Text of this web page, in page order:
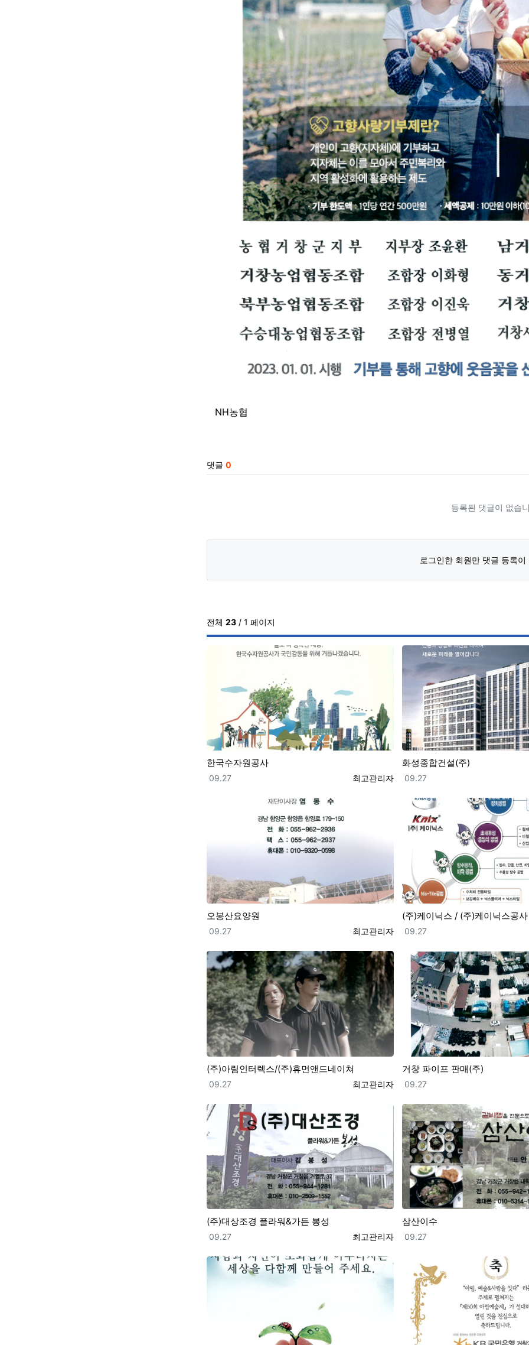
NH농협
댓글 0
등록된 댓글이 없습
로그인한 회원만 댓글 등록이
전체 23/ 1 페이지
한국수자원공사
등록자
최고관리자
등록일
09.27
화성종합건설(주)
등록일
09.27
오봉산요양원
등록자
최고관리자
등록일
09.27
(주)케이닉스 / (주)케이닉스공사
등록일
09.27
(주)아림인터렉스/(주)휴먼앤드네이쳐
등록자
최고관리자
등록일
09.27
거창 파이프 판매(주)
등록일
09.27
(주)대상조경 플라워&가든 봉성
등록자
최고관리자
등록일
09.27
삼산이수
등록일
09.27